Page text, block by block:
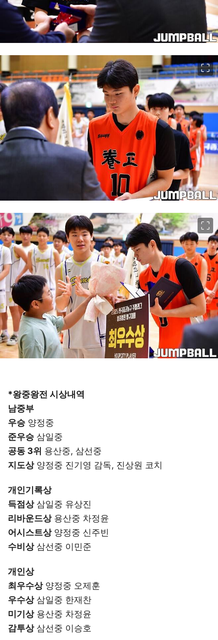
*왕중왕전 시상내역
남중부
우승 양정중
준우승 삼일중
공동 3위 용산중, 삼선중
지도상양정중 진기영 감독, 진상원 코치
개인기록상
득점상삼일중 유상진
리바운드상용산중 차정윤
어시스트상양정중 신주빈
수비상삼선중 이민준
개인상
최우수상양정중 오제훈
우수상삼일중 한재찬
미기상용산중 차정윤
감투상삼선중 이승호